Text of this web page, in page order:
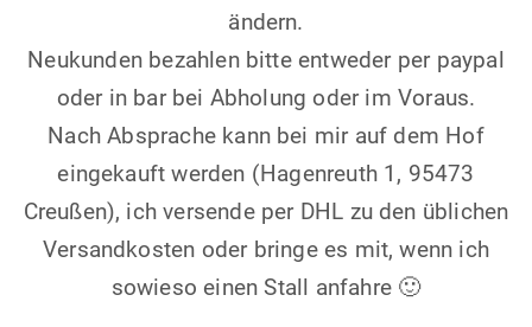
ändern.
Neukunden bezahlen bitte entweder per paypal
oder in bar bei Abholung oder im Voraus.
Nach Absprache kann bei mir auf dem Hof
eingekauft werden (Hagenreuth 1, 95473
Creußen), ich versende per DHL zu den üblichen
Versandkosten oder bringe es mit, wenn ich
sowieso einen Stall anfahre 🙂